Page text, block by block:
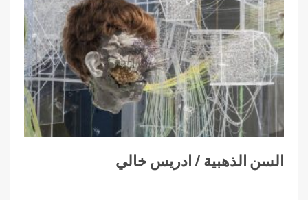
السن الذهبية / ادريس خالي